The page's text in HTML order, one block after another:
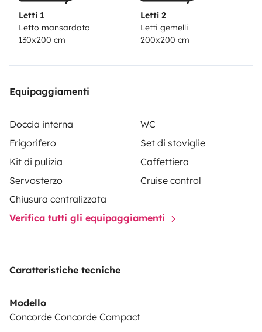
- 2 pannelli solari da 120 watt
Letti 1
Letto mansardato
130x200 cm
Letti 2
Letti gemelli
200x200 cm
Equipaggiamenti
Doccia interna
WC
Frigorifero
Set di stoviglie
Kit di pulizia
Caffettiera
Servosterzo
Cruise control
Chiusura centralizzata
Verifica tutti gli equipaggiamenti
Caratteristiche tecniche
Modello
Concorde Concorde Compact